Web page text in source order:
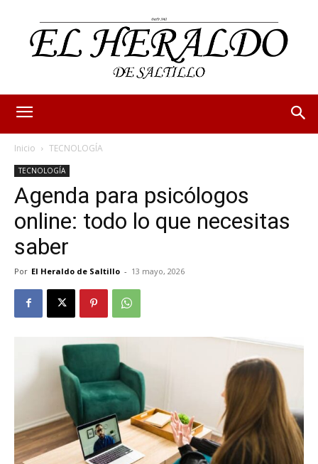
Inicio TECNOLOGÍA
TECNOLOGÍA
Agenda para psicólogos
online: todo lo que necesitas
saber
Por El Heraldo de Saltillo - 13 mayo, 2026